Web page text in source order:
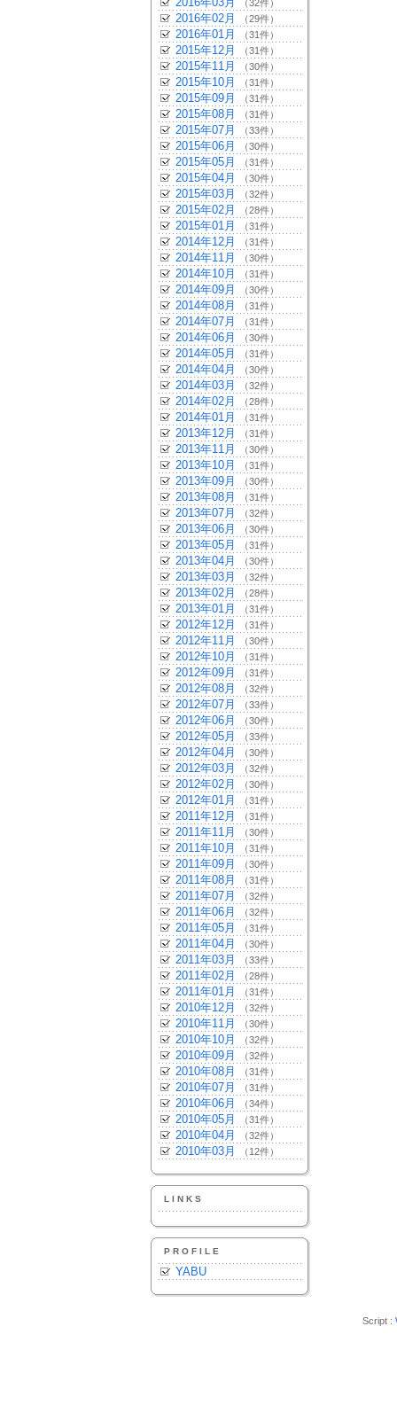
（32件）
2016年02月 （29件）
2016年01月 （31件）
2015年12月 （31件）
2015年11月 （30件）
2015年10月 （31件）
2015年09月 （31件）
2015年08月 （31件）
2015年07月 （33件）
2015年06月 （30件）
2015年05月 （31件）
2015年04月 （30件）
2015年03月 （32件）
2015年02月 （28件）
2015年01月 （31件）
2014年12月 （31件）
2014年11月 （30件）
2014年10月 （31件）
2014年09月 （30件）
2014年08月 （31件）
2014年07月 （31件）
2014年06月 （30件）
2014年05月 （31件）
2014年04月 （30件）
2014年03月 （32件）
2014年02月 （28件）
2014年01月 （31件）
2013年12月 （31件）
2013年11月 （30件）
2013年10月 （31件）
2013年09月 （30件）
2013年08月 （31件）
2013年07月 （32件）
2013年06月 （30件）
2013年05月 （31件）
2013年04月 （30件）
2013年03月 （32件）
2013年02月 （28件）
2013年01月 （31件）
2012年12月 （31件）
2012年11月 （30件）
2012年10月 （31件）
2012年09月 （31件）
2012年08月 （32件）
2012年07月 （33件）
2012年06月 （30件）
2012年05月 （33件）
2012年04月 （30件）
2012年03月 （32件）
2012年02月 （30件）
2012年01月 （31件）
2011年12月 （31件）
2011年11月 （30件）
2011年10月 （31件）
2011年09月 （30件）
2011年08月 （31件）
2011年07月 （32件）
2011年06月 （32件）
2011年05月 （31件）
2011年04月 （30件）
2011年03月 （33件）
2011年02月 （28件）
2011年01月 （31件）
2010年12月 （32件）
2010年11月 （30件）
2010年10月 （32件）
2010年09月 （32件）
2010年08月 （31件）
2010年07月 （31件）
2010年06月 （34件）
2010年05月 （31件）
2010年04月 （32件）
2010年03月 （12件）
LINKS
PROFILE
YABU
Script :